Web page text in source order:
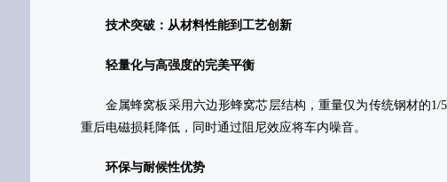
技术突破：从材料性能到工艺创新
轻量化与高强度的完美平衡‌
金属蜂窝板采用六边形蜂窝芯层结构，重量仅为传统钢材的
重后电磁损耗降低，同时通过阻尼效应将车内噪音。
‌环保与耐候性优势‌